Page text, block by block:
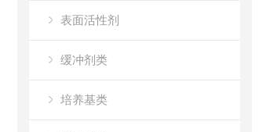
表面活性剂
缓冲剂类
培养基类